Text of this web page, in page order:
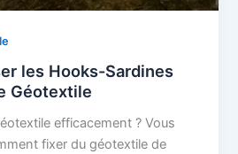
les Hooks-Sardines
Géotextile
efficacement ? Vous
fixer du géotextile de